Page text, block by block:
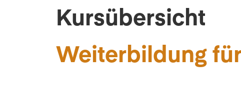
Kursübersicht
Weiterbildung